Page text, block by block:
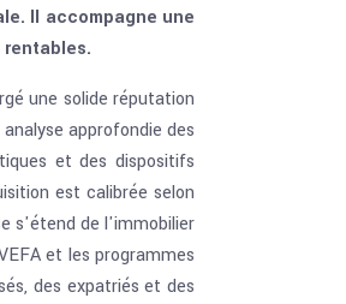
Il accompagne une
une solide réputation
approfondie des
et des dispositifs
est calibrée selon
s'étend de l'immobilier
et les programmes
des expatriés et des